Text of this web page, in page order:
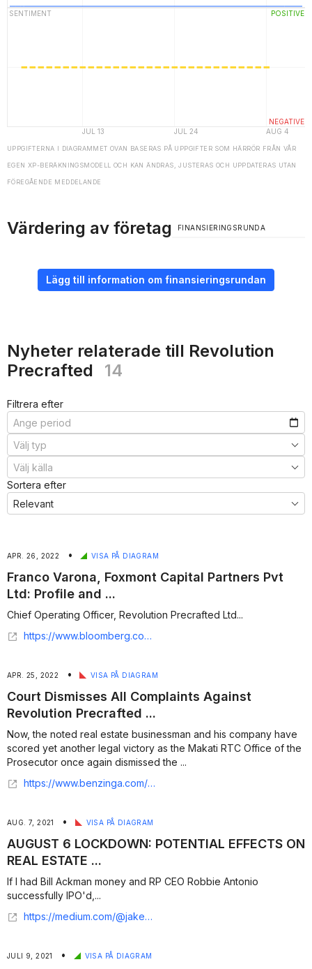
UPPGIFTERNA I DIAGRAMMET OVAN BASERAS PÅ UPPGIFTER SOM HÄRRÖR FRÅN VÅR
EGEN XP-BERÄKNINGSMODELL OCH KAN ÄNDRAS, JUSTERAS OCH UPPDATERAS UTAN
FÖREGÅENDE MEDDELANDE
Värdering av företag FINANSIERINGSRUNDA
Lägg till information om finansieringsrundan
Nyheter relaterade till Revolution
Precrafted
14
Filtrera efter
Sortera efter
APR. 26, 2022 • VISA PÅ DIAGRAM
Franco Varona, Foxmont Capital Partners Pvt
Ltd: Profile and ...
Chief Operating Officer, Revolution Precrafted Ltd...
https://www.bloomberg.com/profile/person/21693057
APR. 25, 2022 • VISA PÅ DIAGRAM
Court Dismisses All Complaints Against
Revolution Precrafted ...
Now, the noted real estate businessman and his company have
scored yet another legal victory as the Makati RTC Office of the
Prosecutor once again dismissed the ...
https://www.benzinga.com/pressreleases/22/04/g26791027/court-dismisses-all-complaints-against-revolution-precrafted
AUG. 7, 2021 • VISA PÅ DIAGRAM
AUGUST 6 LOCKDOWN: POTENTIAL EFFECTS ON
REAL ESTATE ...
If I had Bill Ackman money and RP CEO Robbie Antonio
successfully IPO'd,...
https://medium.com/@jakenasolloria/august-6-lockdown-potential-effects-on-real-estate-rental-leasing-sale-e9867223ee99
JULI 9, 2021 • VISA PÅ DIAGRAM